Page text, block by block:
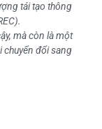
tái tạo thông
mà còn là một
đổi sang